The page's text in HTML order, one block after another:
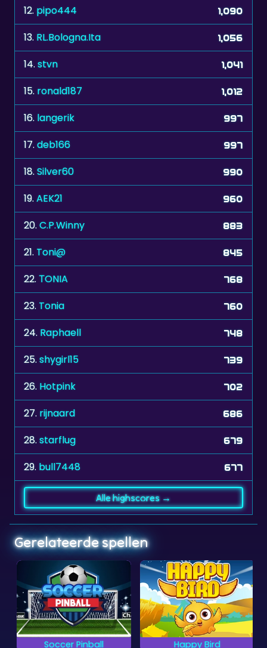
13. RL.Bologna.Ita 1,056
14.stvn 1,041
15. ronald187 1,012
16. langerik 997
17. deb166 997
18. Silver60 990
19. AEK21 960
20.C.P.Winny 883
21. Toni@ 845
22.ΤONIA 768
23. Tonia 760
24.Raphaell 748
25. shygirl15 739
26. Hotpink 702
27. rijnaard 686
28. starflug 679
29. bull7448 677
Gerelateerde spellen
Soccer Pinball
Scoor zo snel als je
Happy Bird
Pak met je vogel alle